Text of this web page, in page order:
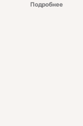
Подробнее